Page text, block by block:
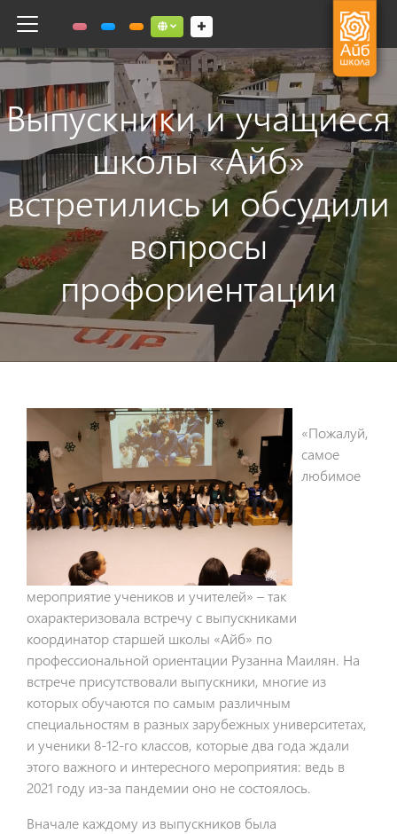
Toggle navigation Social links dropdown button
Выпускники и учащиеся
школы «Айб»
встретились и обсудили
вопросы
профориентации
«Пожалуй,
самое
любимое
мероприятие учеников и учителей» – так
охарактеризовала встречу с выпускниками
координатор старшей школы «Айб» по
профессиональной ориентации Рузанна Маилян. На
встрече присутствовали выпускники, многие из
которых обучаются по самым различным
специальностям в разных зарубежных университетах,
и ученики 8-12-го классов, которые два года ждали
этого важного и интересного мероприятия: ведь в
2021 году из-за пандемии оно не состоялось.
Вначале каждому из выпускников была